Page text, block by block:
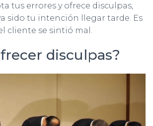
tus errores y ofrece disculpas,
sido tu intención llegar tarde. Es
cliente se sintió mal.
disculpas?